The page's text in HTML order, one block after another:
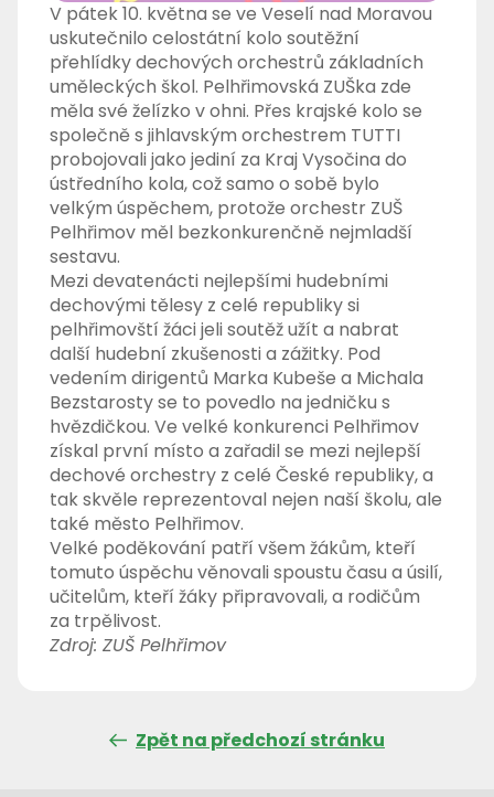
V pátek 10. května se ve Veselí nad Moravou
uskutečnilo celostátní kolo soutěžní
přehlídky dechových orchestrů základních
uměleckých škol. Pelhřimovská ZUŠka zde
měla své želízko v ohni. Přes krajské kolo se
společně s jihlavským orchestrem TUTTI
probojovali jako jediní za Kraj Vysočina do
ústředního kola, což samo o sobě bylo
velkým úspěchem, protože orchestr ZUŠ
Pelhřimov měl bezkonkurenčně nejmladší
sestavu.
Mezi devatenácti nejlepšími hudebními
dechovými tělesy z celé republiky si
pelhřimovští žáci jeli soutěž užít a nabrat
další hudební zkušenosti a zážitky. Pod
vedením dirigentů Marka Kubeše a Michala
Bezstarosty se to povedlo na jedničku s
hvězdičkou. Ve velké konkurenci Pelhřimov
získal první místo a zařadil se mezi nejlepší
dechové orchestry z celé České republiky, a
tak skvěle reprezentoval nejen naší školu, ale
také město Pelhřimov.
Velké poděkování patří všem žákům, kteří
tomuto úspěchu věnovali spoustu času a úsilí,
učitelům, kteří žáky připravovali, a rodičům
za trpělivost.
Zdroj: ZUŠ Pelhřimov
Zpět na předchozí stránku